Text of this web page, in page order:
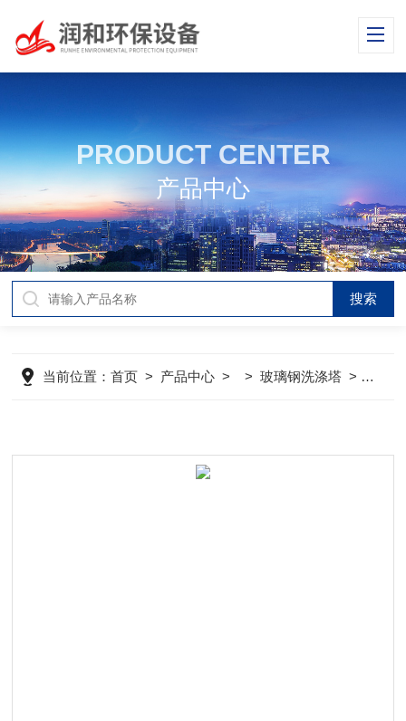
PRODUCT CENTER
产品中心
当前位置：首页 > 产品中心 > >玻璃钢洗涤塔 > 润和